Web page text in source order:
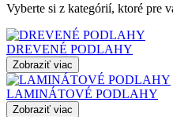
Vyberte si z kategórií, ktoré pre
DREVENÉ PODLAHY
Zobraziť viac
LAMINÁTOVÉ PODLAHY
Zobraziť viac